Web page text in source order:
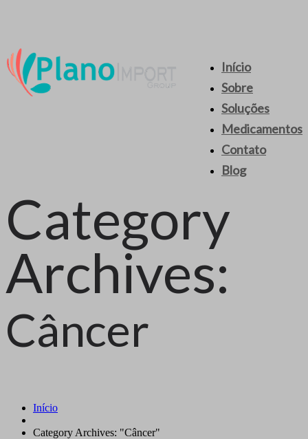
Início
Sobre
Soluções
Medicamentos
Contato
Blog
Category
Archives:
Câncer
Início
Category Archives: "Câncer"